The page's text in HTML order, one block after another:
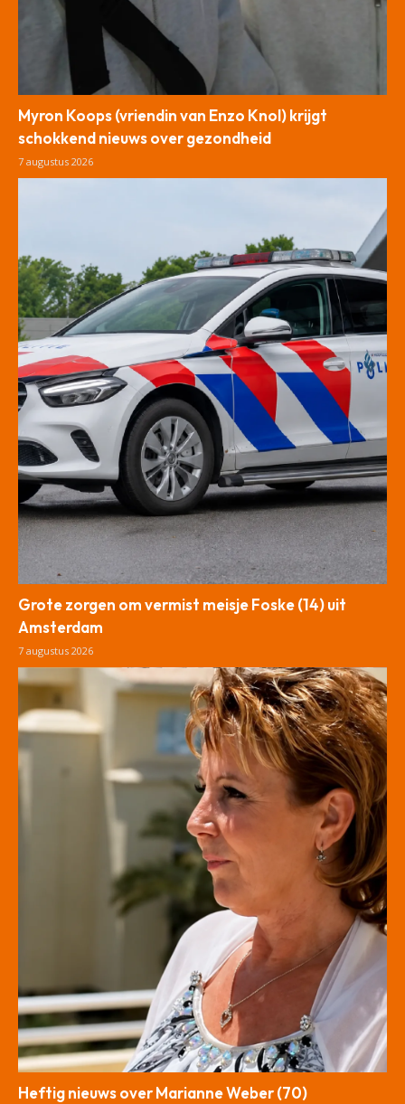
Myron Koops (vriendin van Enzo Knol) krijgt
schokkend nieuws over gezondheid
7 augustus 2026
Grote zorgen om vermist meisje Foske (14) uit
Amsterdam
7 augustus 2026
Heftig nieuws over Marianne Weber (70)